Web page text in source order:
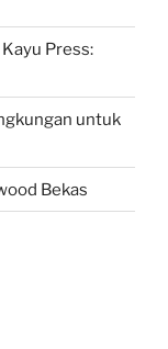
Press:
untuk
Bekas